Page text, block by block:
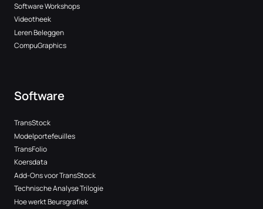
Software Workshops
Videotheek
Leren Beleggen
CompuGraphics
Software
TransStock
Modelportefeuilles
TransFolio
Koersdata
Add-Ons voor TransStock
Technische Analyse Trilogie
Hoe werkt Beursgrafiek